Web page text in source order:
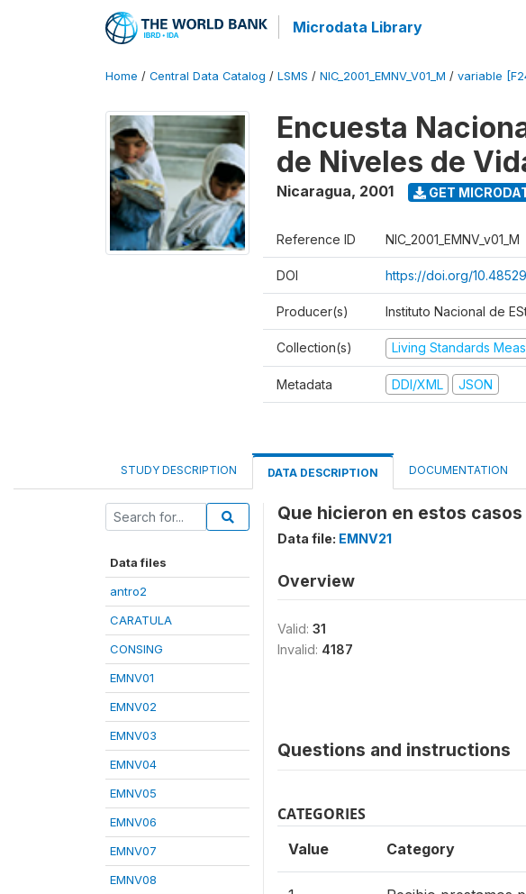
Microdata Library
Home / Central Data Catalog / LSMS / NIC_2001_EMNV_V01_M / variable
Encuesta
de Niveles de
Nicaragua, 2001 GET
Reference ID NIC_2001_EMNV_v01_M
DOI https://doi.org/
Producer(s) Instituto Nacional de
Collection(s) Living Standards
Metadata DDI/XML JSON
STUDY DESCRIPTION DATA DESCRIPTION DOCUMENTATION
Data files
antro2
CARATULA
CONSING
EMNV01
EMNV02
EMNV03
EMNV04
EMNV05
EMNV06
EMNV07
EMNV08
Que hicieron en estos casos
Data file: EMNV21
Overview
Valid: 31
Invalid: 4187
Questions and instructions
CATEGORIES
Value Category